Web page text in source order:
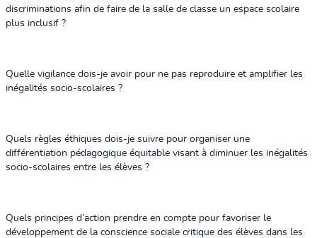
discriminations afin de faire de la salle de classe un espace scolaire
plus inclusif ?
Quelle vigilance dois-je avoir pour ne pas reproduire et amplifier les
inégalités socio-scolaires ?
Quels règles éthiques dois-je suivre pour organiser une
différentiation pédagogique équitable visant à diminuer les inégalités
socio-scolaires entre les élèves ?
Quels principes d’action prendre en compte pour favoriser le
développement de la conscience sociale critique des élèves dans les